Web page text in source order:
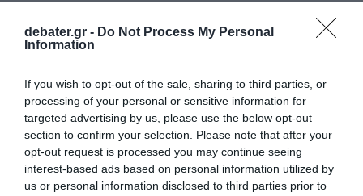
debater.gr - Do Not Process My Personal
Information
If you wish to opt-out of the sale, sharing to third parties, or
processing of your personal or sensitive information for
targeted advertising by us, please use the below opt-out
section to confirm your selection. Please note that after your
opt-out request is processed you may continue seeing
interest-based ads based on personal information utilized by
us or personal information disclosed to third parties prior to
Το αδιαχώρητο στα λεωφορεία της
γραμμής — Υψηλές θερμοκρασίες,
Προσθήκη ως προτεινόμενη
πηγή στην Google